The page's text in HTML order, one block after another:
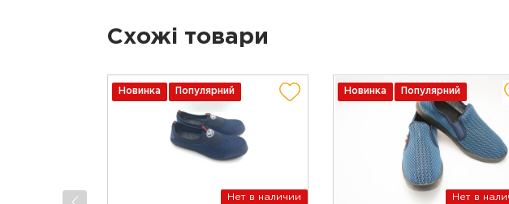
Схожі товари
Новинка Популярний
Нет в наличии
Новинка Популярний
Нет в